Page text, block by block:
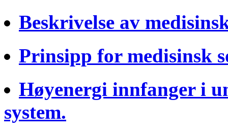
Beskrivelse av
Prinsipp for medisinsk
Høyenergi innfanger i
system.